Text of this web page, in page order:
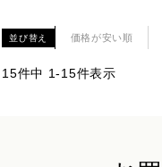
並び替え 価格が安い順
15件中 1-15件表示